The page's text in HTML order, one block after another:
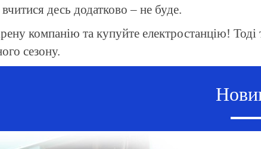
десь додатково – не буде.
компанію та купуйте електростанцію!
сезону.